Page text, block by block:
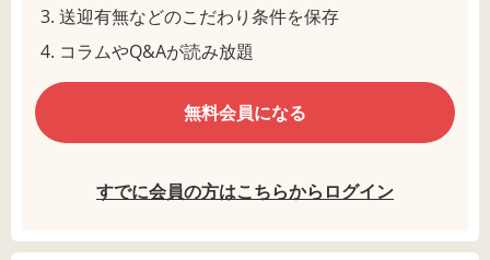
送迎有無などのこだわり条件を保存
コラムやQ&Aが読み放題
無料会員になる
すでに会員の方はこちらからログイン